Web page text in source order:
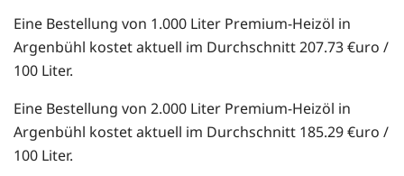
Eine Bestellung von 1.000 Liter Premium-Heizöl in
Argenbühl kostet aktuell im Durchschnitt 207.73 €uro /
100 Liter.
Eine Bestellung von 2.000 Liter Premium-Heizöl in
Argenbühl kostet aktuell im Durchschnitt 185.29 €uro /
100 Liter.